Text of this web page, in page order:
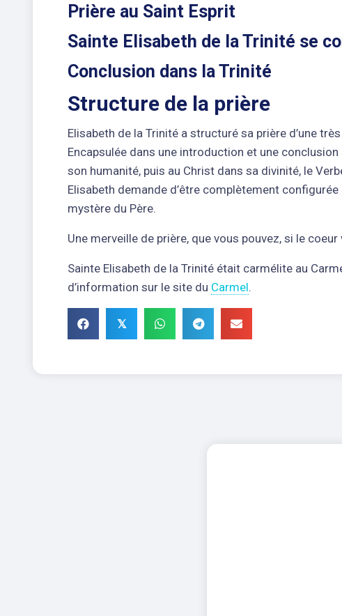
Prière au Saint Esprit
Sainte Elisabeth de la Trinité se
Conclusion dans la Trinité
Structure de la prière
Elisabeth de la Trinité a structuré sa prière d’une
Encapsulée dans une introduction et une conclusion
son humanité, puis au Christ dans sa divinité, le
Elisabeth demande d’être complètement
mystère du Père.
Une merveille de prière, que vous pouvez, si le
Sainte Elisabeth de la Trinité était carmélite au
d’information sur le site du Carmel.
𝕏